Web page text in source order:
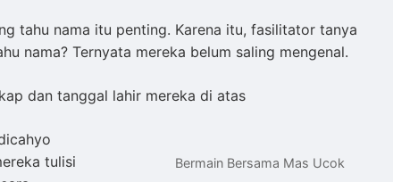
tahu nama itu penting. Karena itu, fasilitator tanya
nama? Ternyata mereka belum saling mengenal.
dan tanggal lahir mereka di atas
Bermain Bersama Mas Ucok
tulisi